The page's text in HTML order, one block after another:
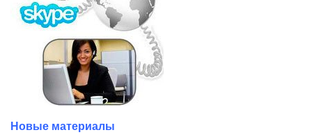
Новые материалы